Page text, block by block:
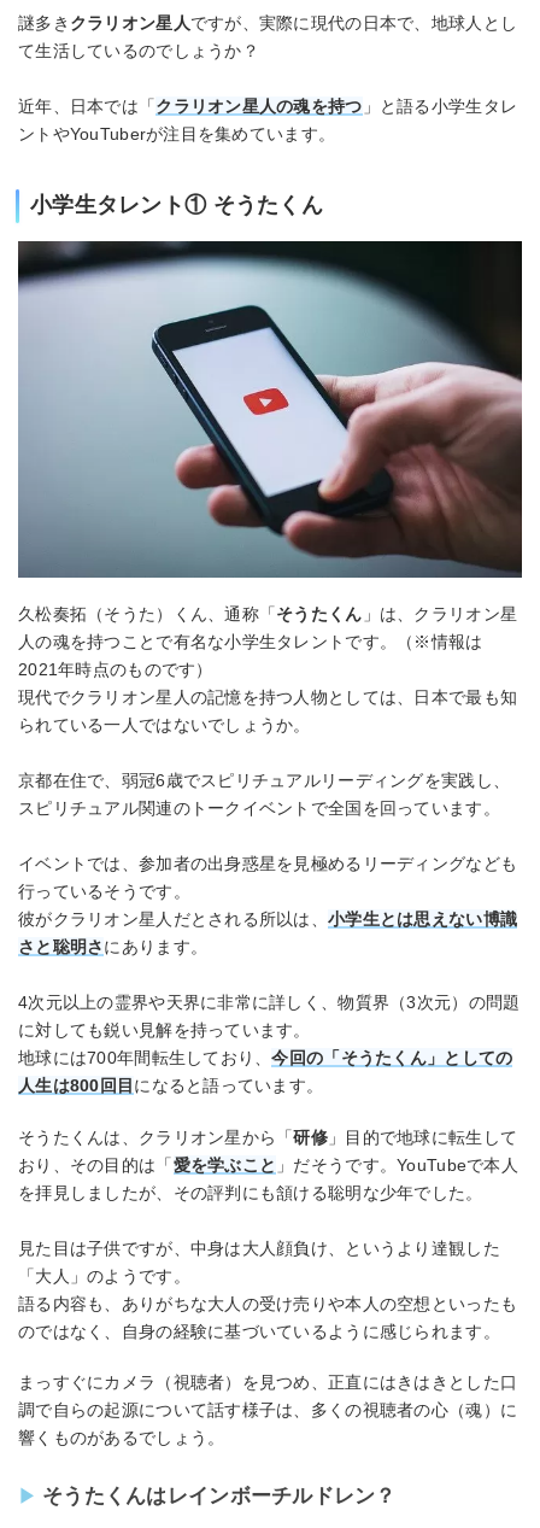
謎多き クラリオン星人ですが、実際に現代の日本で、地球人とし
て生活しているのでしょうか？
近年、日本では「クラリオン星人の魂を持つ 」と語る小学生タレ
ントやYouTuberが注目を集めています。
小学生タレント① そうたくん
久松奏拓（そうた）くん、通称「そうたくん 」は、クラリオン星
人の魂を持つことで有名な小学生タレントです。（※情報は
2021年時点のものです）
現代でクラリオン星人の記憶を持つ人物としては、日本で最も知
られている一人ではないでしょうか。
京都在住で、弱冠6歳でスピリチュアルリーディングを実践し、
スピリチュアル関連のトークイベントで全国を回っています。
イベントでは、参加者の出身惑星を見極めるリーディングなども
行っているそうです。
彼がクラリオン星人だとされる所以は、小学生とは思えない博識
さと聡明さにあります。
4次元以上の霊界や天界に非常に詳しく、物質界（3次元）の問題
に対しても鋭い見解を持っています。
地球には700年間転生しており、今回の「そうたくん」としての
人生は800回目 になると語っています。
そうたくんは、クラリオン星から「研修 」目的で地球に転生して
おり、その目的は「愛を学ぶこと 」だそうです。YouTubeで本人
を拝見しましたが、その評判にも頷ける聡明な少年でした。
見た目は子供ですが、中身は大人顔負け、というより達観した
「大人」のようです。
語る内容も、ありがちな大人の受け売りや本人の空想といったも
のではなく、自身の経験に基づいているように感じられます。
まっすぐにカメラ（視聴者）を見つめ、正直にはきはきとした口
調で自らの起源について話す様子は、多くの視聴者の心（魂）に
響くものがあるでしょう。
そうたくんはレインボーチルドレン？